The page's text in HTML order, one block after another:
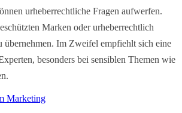
urheberrechtliche Fragen aufwerfen.
Marken oder urheberrechtlich
übernehmen. Im Zweifel empfiehlt sich eine
besonders bei sensiblen Themen wie
Marketing